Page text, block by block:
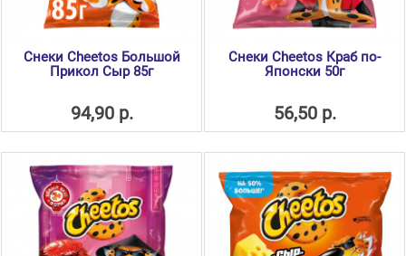
Снеки Cheetos Большой
Прикол Сыр 85г
94,90 р.
Снеки Cheetos Краб по-
Японски 50г
56,50 р.